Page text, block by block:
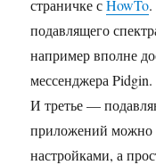
страничке сHowTo
подавлящего
например вполне
мессенджера Pidgin.
И третье —
приложений можно
настройками, а